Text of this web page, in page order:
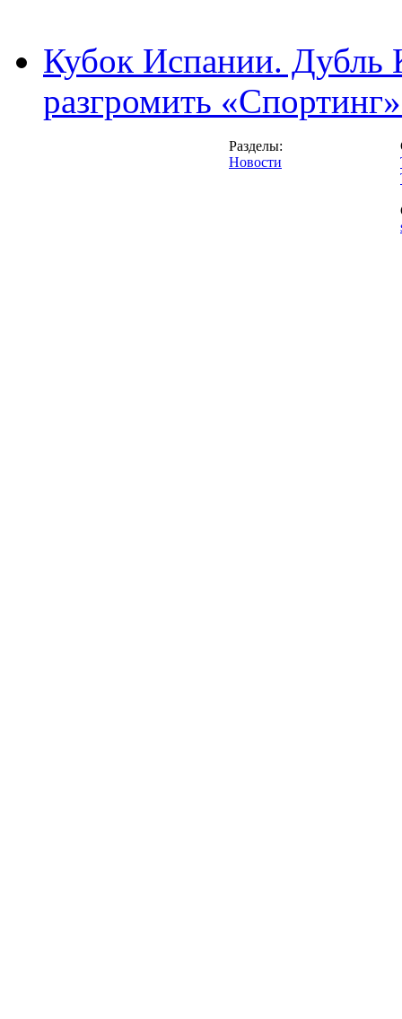
Кубок Испании. Дубль
разгромить
Разделы:
Новости